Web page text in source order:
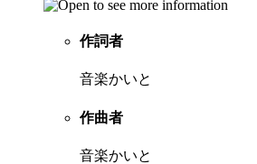
作詞者
音楽かいと
作曲者
音楽かいと